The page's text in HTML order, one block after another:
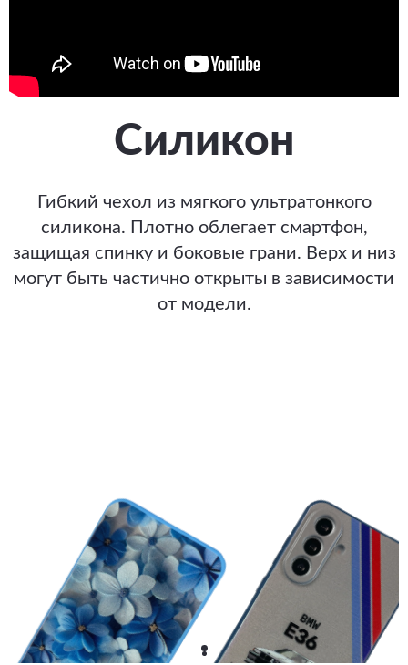
Силикон
Гибкий чехол из мягкого ультратонкого
силикона. Плотно облегает смартфон,
защищая спинку и боковые грани. Верх и низ
могут быть частично открыты в зависимости
от модели.